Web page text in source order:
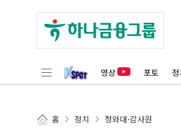
영상 포토
홈 정치 청와대·감사원